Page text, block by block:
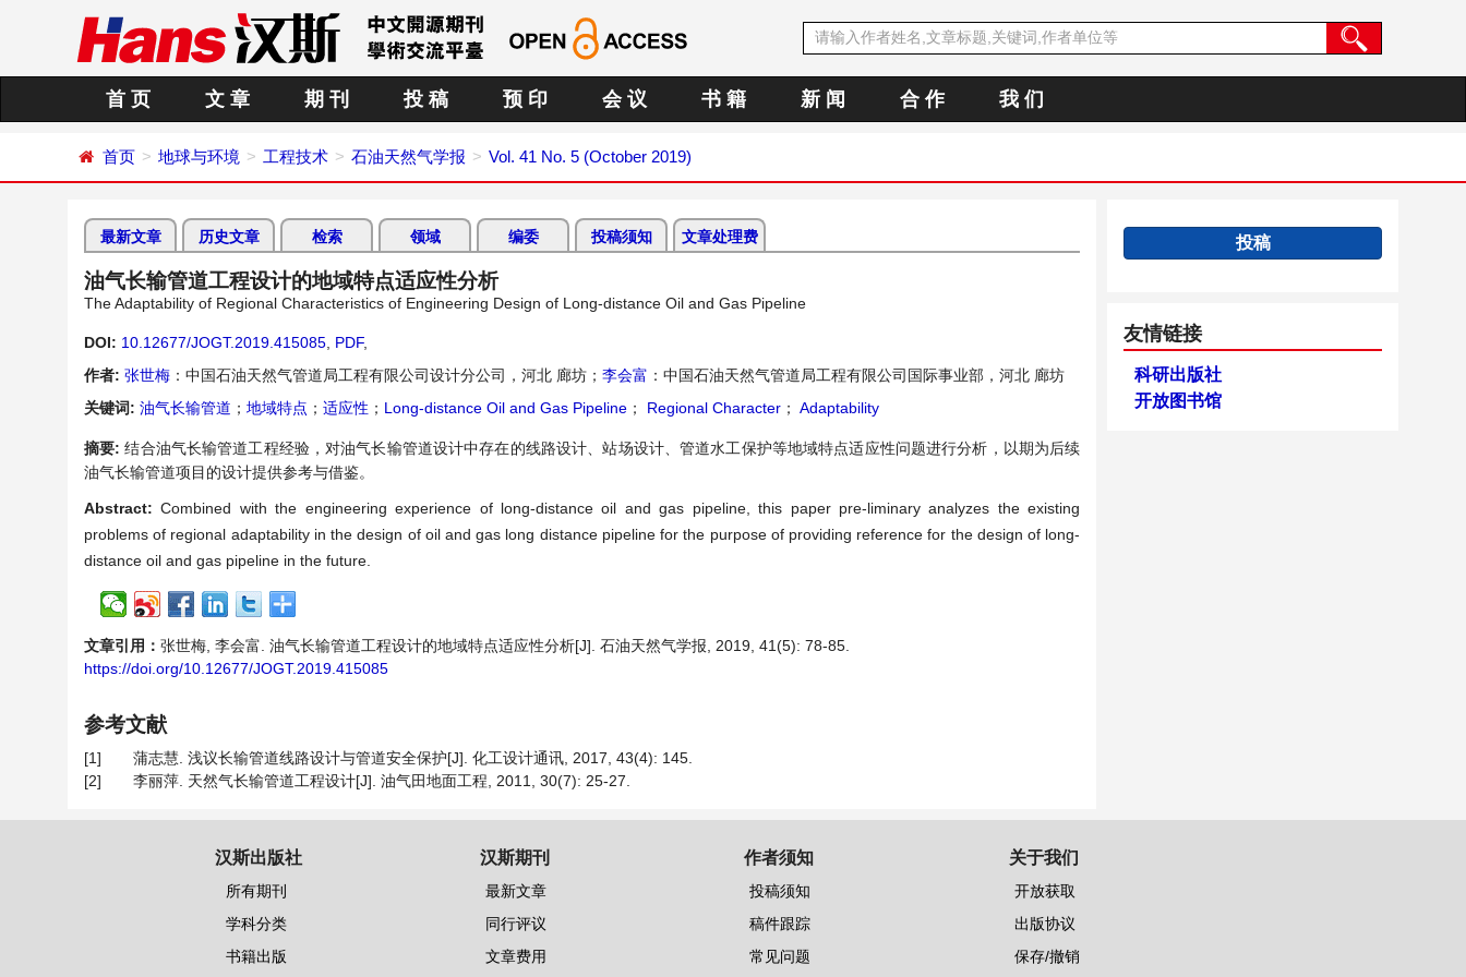
首 页 文 章 期 刊 投 稿 预 印 会 议 书 籍 新 闻 合 作 我 们
首页 地球与环境 工程技术 石油天然气学报 Vol. 41 No. 5 (October 2019)
最新文章 历史文章 检索 领域 编委 投稿须知 文章处理费
油气长输管道工程设计的地域特点适应性分析
The Adaptability of Regional Characteristics of Engineering Design of Long-distance Oil and Gas Pipeline
DOI: 10.12677/JOGT.2019.415085 PDF,
作者: 张世梅 ：中国石油天然气管道局工程有限公司设计分公司，河北 廊坊； 李会富 ：中国石油天然气管道局工程有限公司国际事业部，河北 廊坊
关键词: 油气长输管道 ； 地域特点 ； 适应性 ； Long-distance Oil and Gas Pipeline ； Regional Character ； Adaptability
摘要:结合油气长输管道工程经验，对油气长输管道设计中存在的线路设计、站场设计、管道水工保护等地域特点适应性问题进行分析，以期为后续
油气长输管道项目的设计提供参考与借鉴。
Abstract:Combined with the engineering experience of long-distance oil and gas pipeline, this paper pre-liminary analyzes the existing
problems of regional adaptability in the design of oil and gas long distance pipeline for the purpose of providing reference for the design of long-
distance oil and gas pipeline in the future.
文章引用： 张世梅, 李会富. 油气长输管道工程设计的地域特点适应性分析[J]. 石油天然气学报, 2019, 41(5): 78-85.
https://doi.org/10.12677/JOGT.2019.415085
参考文献
[1]
蒲志慧. 浅议长输管道线路设计与管道安全保护[J]. 化工设计通讯, 2017, 43(4): 145.
[2]
李丽萍. 天然气长输管道工程设计[J]. 油气田地面工程, 2011, 30(7): 25-27.
投稿
友情链接
科研出版社
开放图书馆
汉斯出版社
所有期刊
学科分类
书籍出版
汉斯期刊
最新文章
同行评议
文章费用
作者须知
投稿须知
稿件跟踪
常见问题
关于我们
开放获取
出版协议
保存/撤销